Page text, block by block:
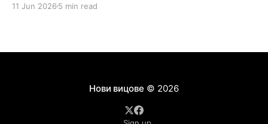
Война и мир – Патаклама и рахатлък Cancel –
дявола – дур базик шаркан бабана сакатлък Двама
11 Jun 2026 5 min read
Нови вицове © 2026